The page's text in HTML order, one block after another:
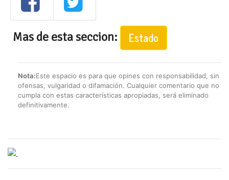
Mas de esta seccion: Estado
Nota:Este espacio es para que opines con responsabilidad, sin
ofensas, vulgaridad o difamación. Cualquier comentario que no
cumpla con estas características apropiadas, será eliminado
definitivamente.